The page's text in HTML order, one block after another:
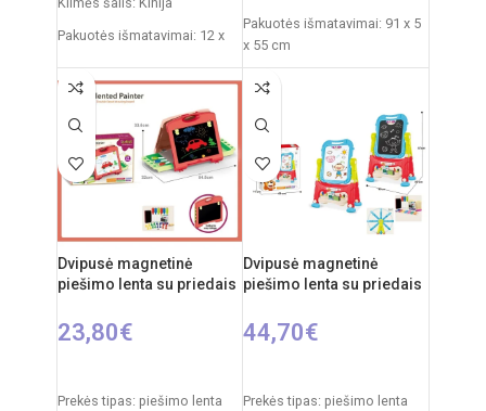
Pakuotės išmatavimai: 12 x
Produkto išmatavimai: 33 x
Rekomenduojamas amžius:
nuo 3 metų
Pakuotės išmatavimai: 91 x 5
x 55 cm
53 x 45 cm
Dvipusė magnetinė
piešimo lenta su priedais
23,80€
Prekės tipas: piešimo lenta
Dvipusė magnetinė
piešimo lenta su priedais
44,70€
Prekės tipas: piešimo lenta